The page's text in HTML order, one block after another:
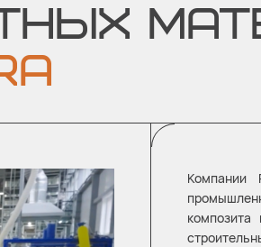
Компании